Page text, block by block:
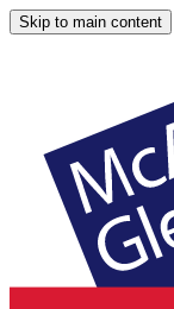
Skip to main content